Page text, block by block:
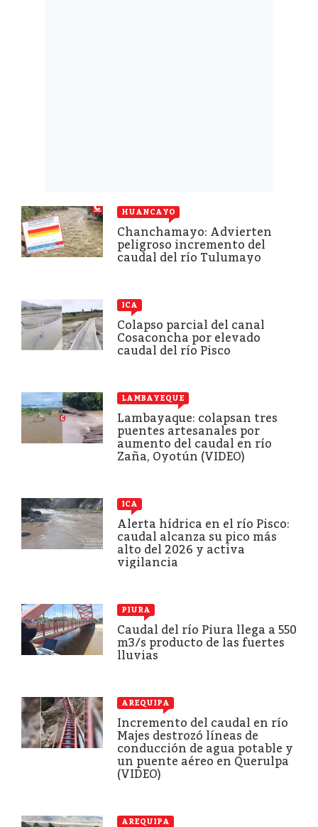
HUANCAYO
Chanchamayo: Advierten
peligroso incremento del
caudal del río Tulumayo
ICA
Colapso parcial del canal
Cosaconcha por elevado
caudal del río Pisco
LAMBAYEQUE
Lambayaque: colapsan tres
puentes artesanales por
aumento del caudal en río
Zaña, Oyotún (VIDEO)
ICA
Alerta hídrica en el río Pisco:
caudal alcanza su pico más
alto del 2026 y activa
vigilancia
PIURA
Caudal del río Piura llega a 550
m3/s producto de las fuertes
lluvias
AREQUIPA
Incremento del caudal en río
Majes destrozó líneas de
conducción de agua potable y
un puente aéreo en Querulpa
(VIDEO)
AREQUIPA